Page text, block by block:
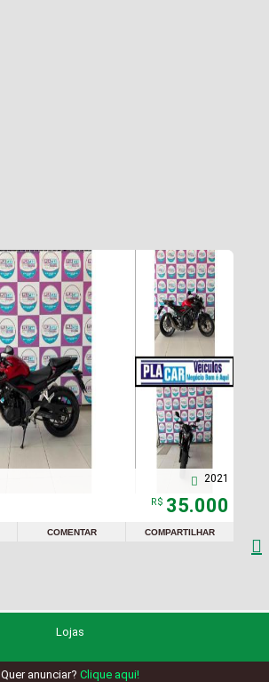
2021

R$ 35.000
COMENTAR COMPARTILHAR

Lojas
Quer anunciar? Clique aqui!